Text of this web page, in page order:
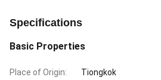
Specifications
Basic Properties
Place of Origin: Tiongkok